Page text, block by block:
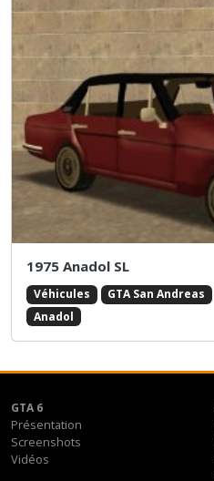
1975 Anadol SL
Véhicules GTA San Andreas
Anadol
GTA 6
Présentation
Screenshots
Vidéos